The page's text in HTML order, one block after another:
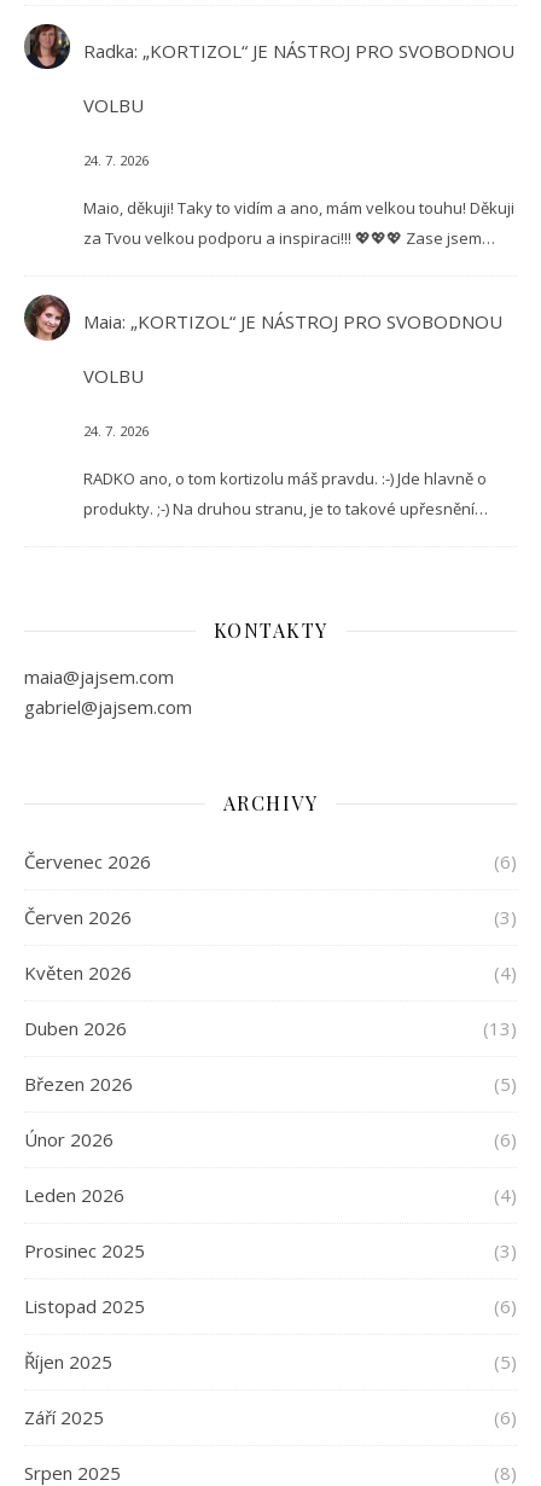
Radka: „KORTIZOL“ JE NÁSTROJ PRO SVOBODNOU
VOLBU
24. 7. 2026
Maio, děkuji! Taky to vidím a ano, mám velkou touhu! Děkuji
za Tvou velkou podporu a inspiraci!!! 💖💖💖 Zase jsem…
Maia: „KORTIZOL“ JE NÁSTROJ PRO SVOBODNOU
VOLBU
24. 7. 2026
RADKO ano, o tom kortizolu máš pravdu. :-) Jde hlavně o
produkty. ;-) Na druhou stranu, je to takové upřesnění…
KONTAKTY
maia@jajsem.com
gabriel@jajsem.com
ARCHIVY
Červenec 2026 (6)
Červen 2026 (3)
Květen 2026 (4)
Duben 2026 (13)
Březen 2026 (5)
Únor 2026 (6)
Leden 2026 (4)
Prosinec 2025 (3)
Listopad 2025 (6)
Říjen 2025 (5)
Září 2025 (6)
Srpen 2025 (8)